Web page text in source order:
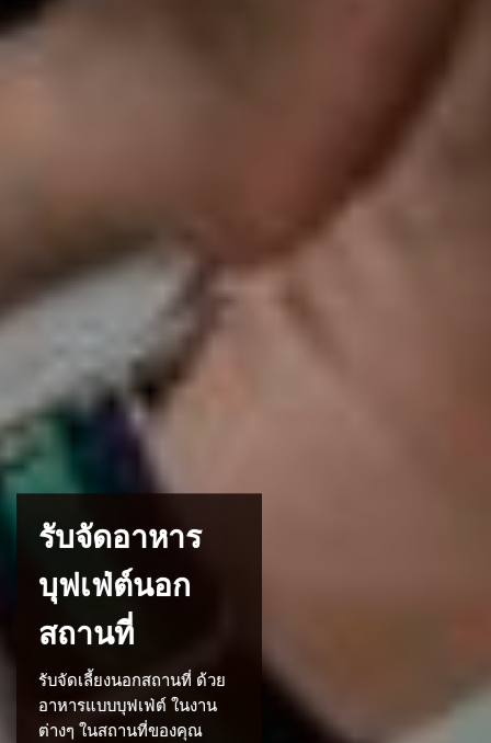
รับจัดอาหาร
บุฟเฟ่ต์นอก
สถานที่
รับจัดเลี้ยงนอกสถานที่ ด้วย
อาหารแบบบุฟเฟ่ต์ ในงาน
ต่างๆ ในสถานที่ของคุณ